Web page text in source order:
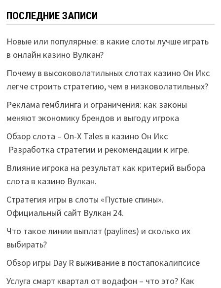
ПОСЛЕДНИЕ ЗАПИСИ
Новые или популярные: в какие слоты лучше играть
в онлайн казино Вулкан?
Почему в высоковолатильных слотах казино Он Икс
легче строить стратегию, чем в низковолатильных?
Реклама гемблинга и ограничения: как законы
меняют экономику брендов и выгоду игрока
Обзор слота – On-X Tales в казино Он Икс
Разработка стратегии и рекомендации к игре.
Влияние игрока на результат как критерий выбора
слота в казино Вулкан.
Стратегия игры в слоты «Пустые спины».
Официальный сайт Вулкан 24.
Что такое линии выплат (paylines) и сколько их
выбирать?
Обзор игры Day R выживание в постапокалипсисе
Услуга смарт квартал от водафон – что это? Как